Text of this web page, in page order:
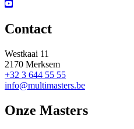
Contact
Westkaai 11
2170 Merksem
+32 3 644 55 55
info@multimasters.be
Onze Masters